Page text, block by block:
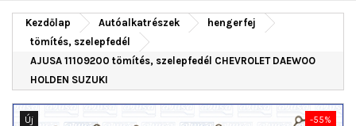
Kezdőlap Autóalkatrészek
hengerfej
tömítés, szelepfedél
AJUSA 11109200 tömítés, szelepfedél CHEVROLET DAEWOO
HOLDEN SUZUKI
Új
-55%